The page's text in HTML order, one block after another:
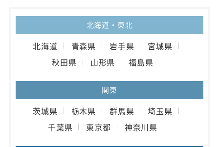
北海道・東北
北海道 青森県 岩手県
宮城県
秋田県
山形県 福島県
関東
茨城県 栃木県 群馬県
埼玉県
千葉県
東京都 神奈川県